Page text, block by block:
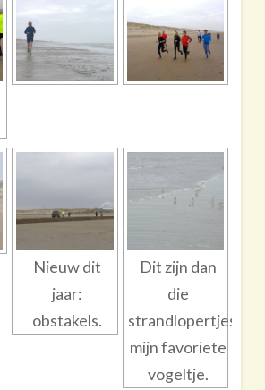
Nieuw dit
jaar:
obstakels.
Dit zijn dan
die
strandlopertjes,
mijn favoriete
vogeltje.